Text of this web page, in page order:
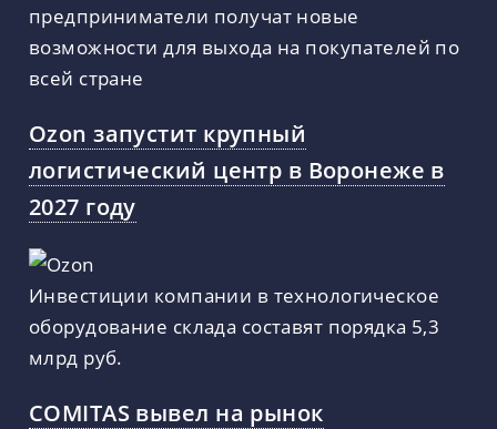
предприниматели получат новые
возможности для выхода на покупателей по
всей стране
Ozon запустит крупный
логистический центр в Воронеже в
2027 году
Инвестиции компании в технологическое
оборудование склада составят порядка 5,3
млрд руб.
COMITAS вывел на рынок